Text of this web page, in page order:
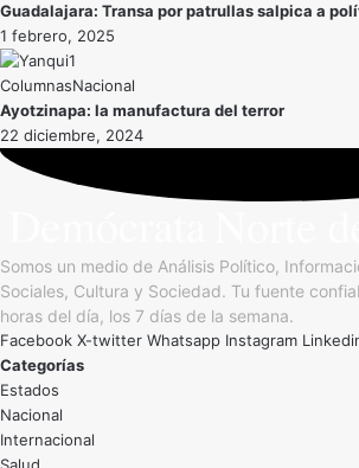
Guadalajara: Transa por patrullas salpica a
1 febrero, 2025
Nacional
Ayotzinapa: la manufactura del terror
22 diciembre, 2024
Somos un medio de Análisis Político,
Sociales, Cultura y Sociedad. Tu fuente
horas del día, los 7 días de la semana.
Facebook X-twitter Whatsapp Instagram
Categorías
Estados
Nacional
Internacional